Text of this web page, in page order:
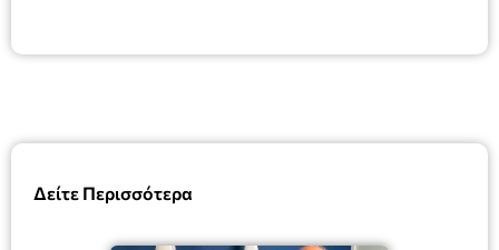
Δείτε Περισσότερα